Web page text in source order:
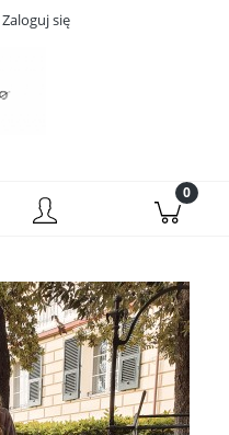
Zaloguj się